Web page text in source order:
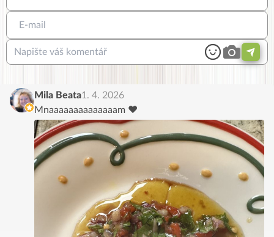
Mila Beata1. 4. 2026
Mnaaaaaaaaaaaaaam ♥️